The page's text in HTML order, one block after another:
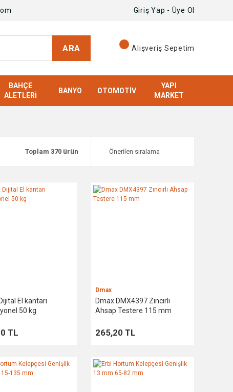
Giriş Yap - Üye Ol
ARA Alışveriş Sepetim
BAHÇE
ALETLERI
BANYO OTOMOTIV
YAPI
MARKET
Toplam 370 ürün
El kantarı
50 kg
TL
Dmax
Dmax DMX4397 Zıncırlı
Ahsap Testere 115 mm
265,20 TL